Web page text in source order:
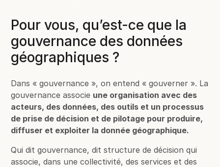
Pour vous, qu’est-ce que la
gouvernance des données
géographiques ?
Dans « gouvernance », on entend « gouverner ». La
gouvernance associe une organisation avec des
acteurs, des données, des outils et un processus
de prise de décision et de pilotage pour produire,
diffuser et exploiter la donnée géographique.
Qui dit gouvernance, dit structure de décision qui
associe, dans une collectivité, des services et des